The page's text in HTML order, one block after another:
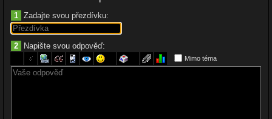
1 Zadajte svou přezdívku:
2 Napište svou odpověď:
Mimo téma